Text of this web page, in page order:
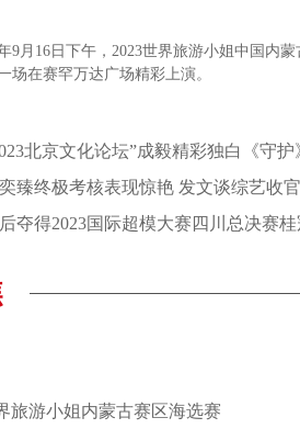
9月16日下午，2023世界旅游小姐中国内
场在赛罕万达广场精彩上演。
夺得2023国际超模大赛四川总决赛
旅游小姐内蒙古赛区海选赛